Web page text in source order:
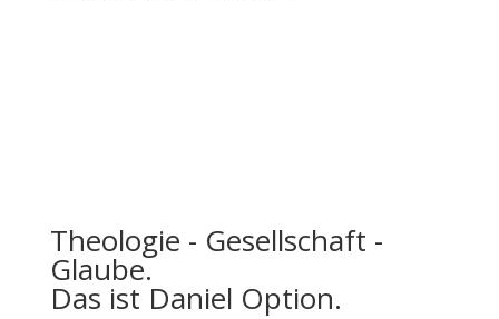
Theologie - Gesellschaft -
Glaube.
Das ist Daniel Option.